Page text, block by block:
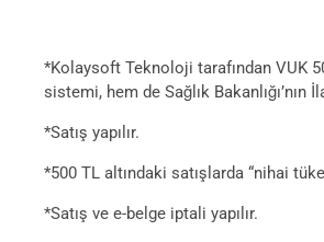
*Kolaysoft Teknoloji tarafından VUK
sistemi, hem de Sağlık
*Satış yapılır.
*500 TL altındaki satışlarda “nihai
*Satış ve e-belge iptali yapılır.